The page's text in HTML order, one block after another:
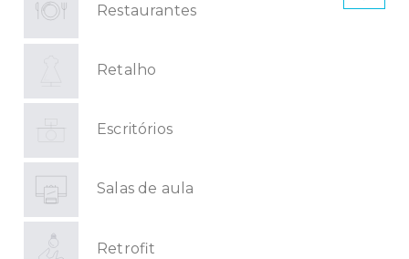
Restaurantes
Retalho
Escritórios
Salas de aula
Retrofit